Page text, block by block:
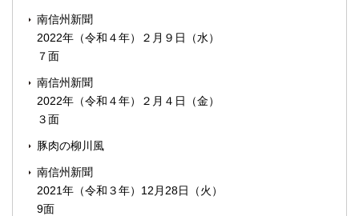
南信州新聞
2022年（令和４年）２月９日（水）
７面
南信州新聞
2022年（令和４年）２月４日（金）
３面
豚肉の柳川風
南信州新聞
2021年（令和３年）12月28日（火）
9面